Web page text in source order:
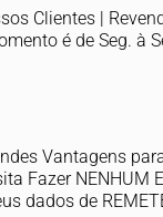
Clientes |
é de Seg. à
Vantagens
Fazer NENHUM
dados de